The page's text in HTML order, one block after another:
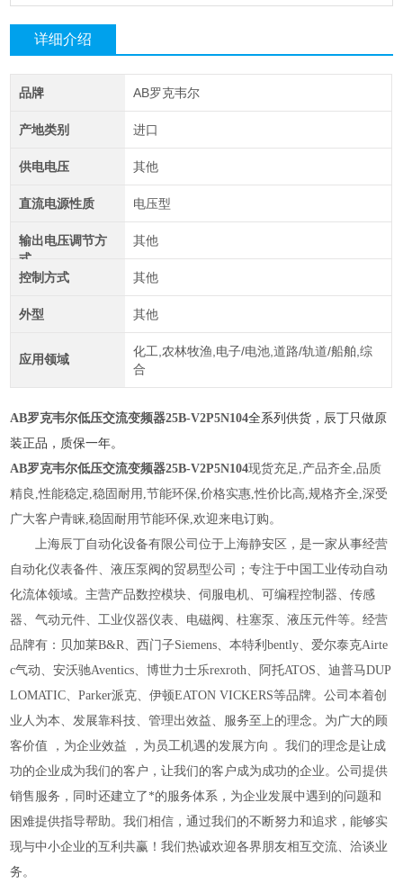
详细介绍
品牌 AB罗克韦尔
产地类别 进口
供电电压 其他
直流电源性质 电压型
输出电压调节方
式
其他
控制方式 其他
外型 其他
应用领域
化工,农林牧渔,电子/电池,道路/轨道/船舶,综
合
AB罗克韦尔低压交流变频器25B-V2P5N104全系列供货，辰丁只做原
装正品，质保一年。
AB罗克韦尔低压交流变频器25B-V2P5N104现货充足,产品齐全,品质
精良,性能稳定,稳固耐用,节能环保,价格实惠,性价比高,规格齐全,深受
广大客户青睐,稳固耐用节能环保,欢迎来电订购。
上海辰丁自动化设备有限公司位于上海静安区，是一家从事经营
自动化仪表备件、液压泵阀的贸易型公司；专注于中国工业传动自动
化流体领域。主营产品数控模块、伺服电机、可编程控制器、传感
器、气动元件、工业仪器仪表、电磁阀、柱塞泵、液压元件等。经营
品牌有：贝加莱B&R、西门子Siemens、本特利bently、爱尔泰克Airte
c气动、安沃驰Aventics、博世力士乐rexroth、阿托ATOS、迪普马DUP
LOMATIC、Parker派克、伊顿EATON VICKERS等品牌。公司本着创
业人为本、发展靠科技、管理出效益、服务至上的理念。为广大的顾
客价值 ，为企业效益 ，为员工机遇的发展方向 。我们的理念是让成
功的企业成为我们的客户，让我们的客户成为成功的企业。公司提供
销售服务，同时还建立了*的服务体系，为企业发展中遇到的问题和
困难提供指导帮助。我们相信，通过我们的不断努力和追求，能够实
现与中小企业的互利共赢！我们热诚欢迎各界朋友相互交流、洽谈业
务。